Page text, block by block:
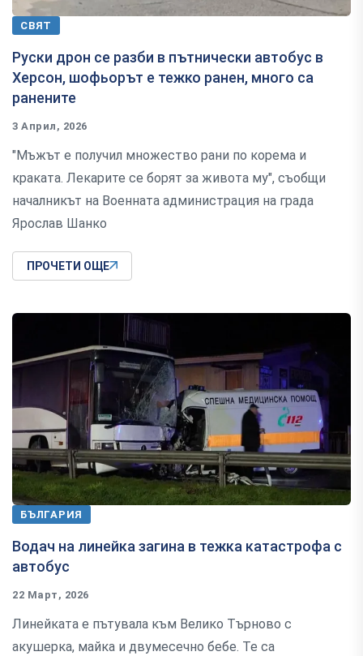
СВЯТ
Руски дрон се разби в пътнически автобус в
Херсон, шофьорът е тежко ранен, много са
ранените
3 Април, 2026
"Мъжът е получил множество рани по корема и
краката. Лекарите се борят за живота му", съобщи
началникът на Военната администрация на града
Ярослав Шанко
ПРОЧЕТИ ОЩЕ
БЪЛГАРИЯ
Водач на линейка загина в тежка катастрофа с
автобус
22 Март, 2026
Линейката е пътувала към Велико Търново с
акушерка, майка и двумесечно бебе. Те са